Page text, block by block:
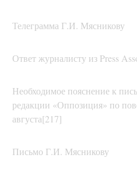
Телеграмма Г.И. Мясникову
Ответ журналисту из Press
Необходимое пояснение к
редакции «Оппозиция» по
августа[217]
Письмо Г.И. Мясникову